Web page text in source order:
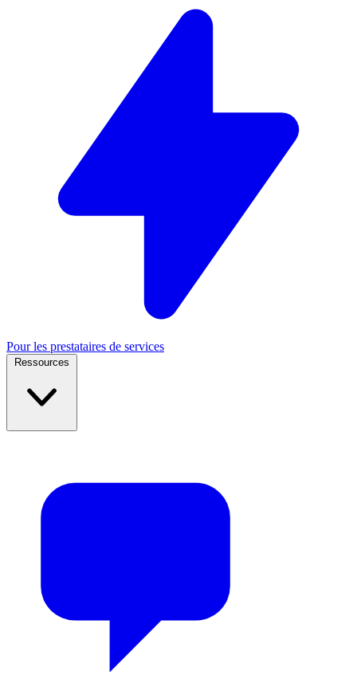
Pour les prestataires de services